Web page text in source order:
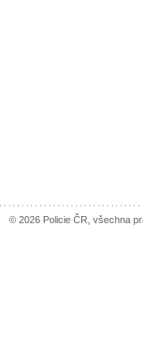
© 2026 Policie ČR, všechna